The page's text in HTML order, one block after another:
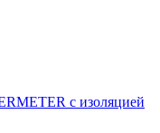
с изоляцией